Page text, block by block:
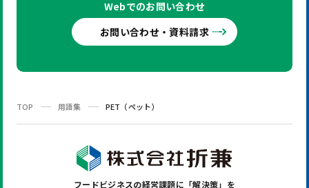
Webでのお問い合わせ
お問い合わせ・資料請求
TOP 用語集 PET（ペット）
フードビジネスの経営課題に「解決策」を